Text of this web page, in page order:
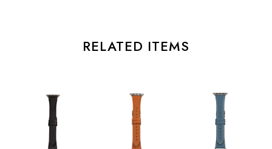
RELATED ITEMS